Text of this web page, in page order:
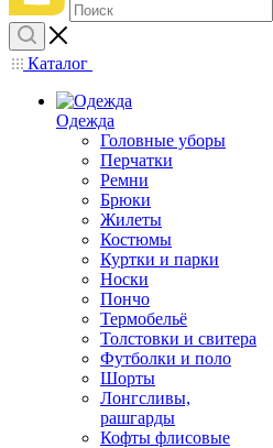
Каталог
Одежда
Головные уборы
Перчатки
Ремни
Брюки
Жилеты
Костюмы
Куртки и парки
Носки
Пончо
Термобельё
Толстовки и свитера
Футболки и поло
Шорты
Лонгсливы,
рашгарды
Кофты флисовые